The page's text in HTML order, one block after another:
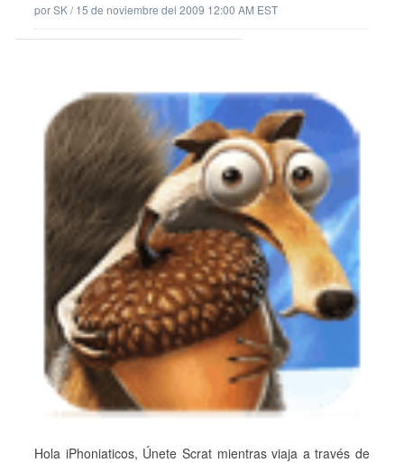
porSK/15 de noviembre del 2009 12:00 AM EST
Hola iPhoniaticos, Únete Scrat mientras viaja a través de